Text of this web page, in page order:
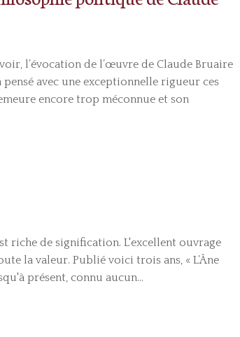
l’évocation de l’œuvre de Claude Bruaire
avec une exceptionnelle rigueur ces
encore trop méconnue et son
riche de signification. L'excellent ouvrage
la valeur. Publié voici trois ans, « L’Âne
présent, connu aucun...